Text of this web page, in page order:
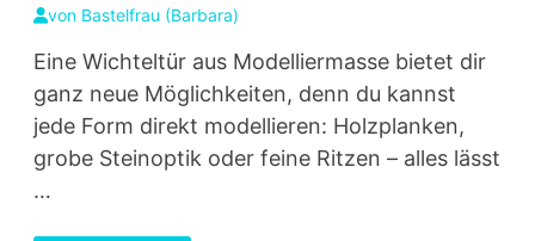
von Bastelfrau (Barbara)
Eine Wichteltür aus Modelliermasse bietet dir
ganz neue Möglichkeiten, denn du kannst
jede Form direkt modellieren: Holzplanken,
grobe Steinoptik oder feine Ritzen – alles lässt
…